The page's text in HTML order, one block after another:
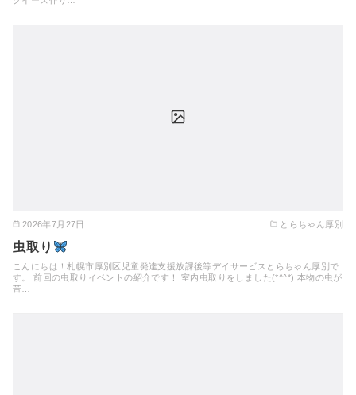
2026年7月27日 とらちゃん厚別
虫取り
こんにちは！札幌市厚別区児童発達支援放課後等デイサービスとらちゃん厚別で
す。 前回の虫取りイベントの紹介です！ 室内虫取りをしました(*^^*) 本物の虫が
苦…